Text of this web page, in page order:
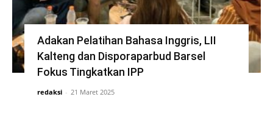
Adakan Pelatihan Bahasa Inggris, LII
Kalteng dan Disporaparbud Barsel
Fokus Tingkatkan IPP
redaksi - 21 Maret 2025